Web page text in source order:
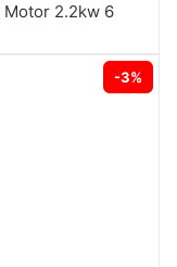
Motor 2.2kw 6
-3%